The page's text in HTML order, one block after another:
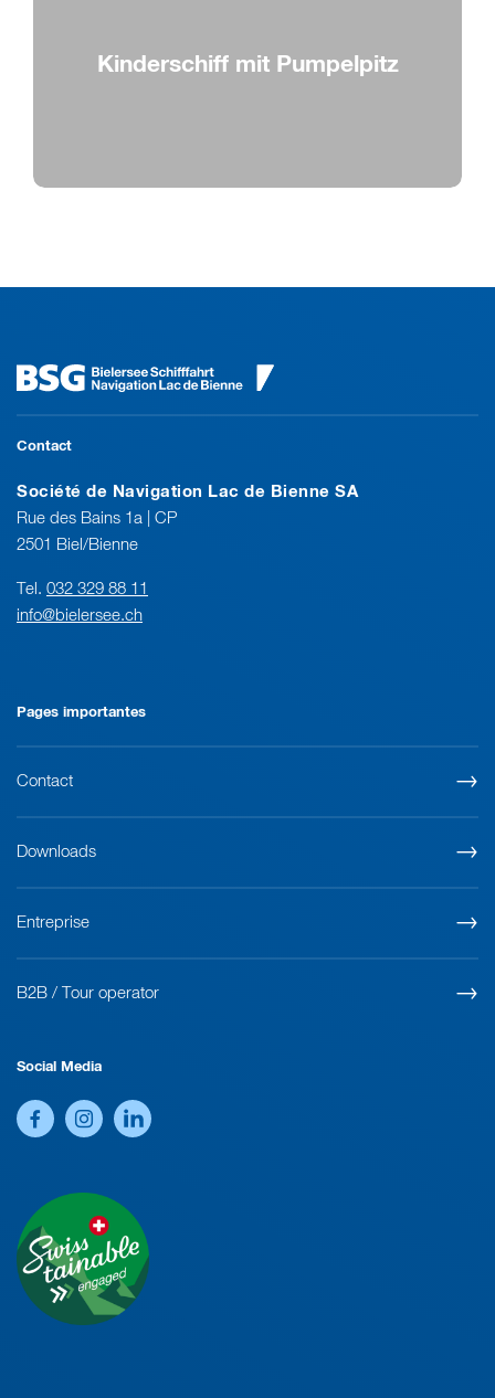
Kinderschiff mit Pumpelpitz
Contact
Société de Navigation Lac de Bienne SA
Rue des Bains 1a | CP
2501 Biel/Bienne
Tel. 032 329 88 11
info@bielersee.ch
Pages importantes
Contact
Downloads
Entreprise
B2B / Tour operator
Social Media